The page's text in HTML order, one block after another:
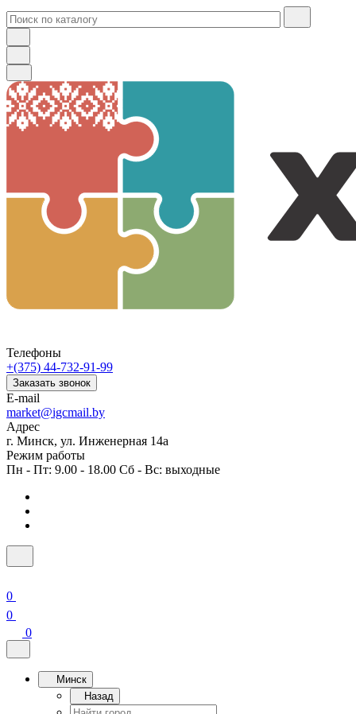
Телефоны
+(375) 44-732-91-99
Заказать звонок
E-mail
market@igcmail.by
Адрес
г. Минск, ул. Инженерная 14а
Режим работы
Пн - Пт: 9.00 - 18.00 Сб - Вс: выходные
0
0
0
Минск
Назад